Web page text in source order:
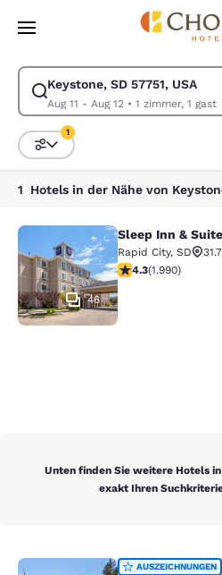
Weiter Zu Hauptinhalt
Keystone, SD 57751, USA
Aug 11 - Aug 12• 1 zimmer, 1 gast
Suche für Keystone, SD 57751, USA
Sortieren und Filtern,
1
Sleep Inn & Suites
46
Sleep Inn &
Rapid City, SD
4.33-Sterne-
4.3(1.990)
Unten finden Sie weitere Hotels
exakt Ihren
AUSZEICHNUNGEN